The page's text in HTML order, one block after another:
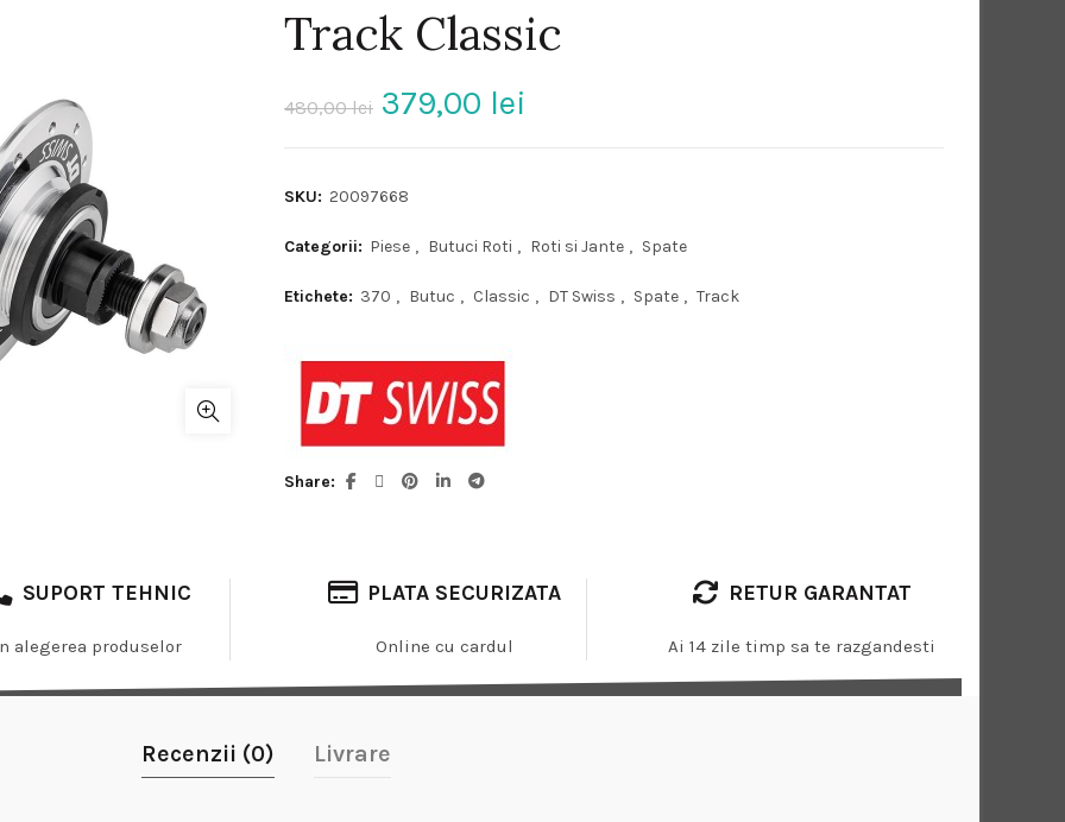
Track Classic
480,00lei Prețul
a
fost:
480,00 lei.
379,00 lei
379,00 lei.
SKU: 20097668
Categorii: Piese , Butuci Roti , Roti si Jante , Spate
Etichete: 370 , Butuc , Classic , DT Swiss , Spate , Track
Share
SUPORT TEHNIC
alegerea produselor
PLATA SECURIZATA
Online cu cardul
RETUR GARANTAT
Ai 14 zile timp sa te razgandesti
Recenzii (0) Livrare